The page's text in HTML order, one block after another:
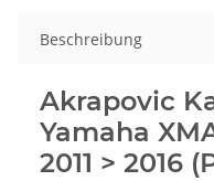
Beschreibung
Akrapovic
Yamaha
2011 > 2016